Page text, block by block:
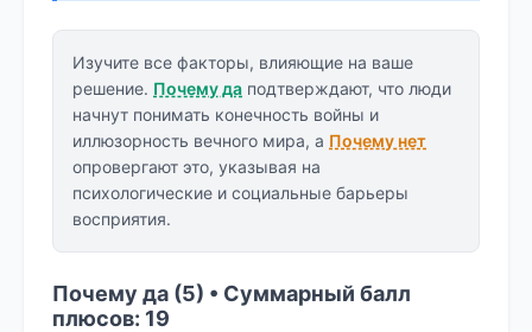
Изучите все факторы, влияющие на ваше
решение. Почему да подтверждают, что люди
начнут понимать конечность войны и
иллюзорность вечного мира, а Почему нет
опровергают это, указывая на
психологические и социальные барьеры
восприятия.
Почему да (5) • Суммарный балл
плюсов: 19